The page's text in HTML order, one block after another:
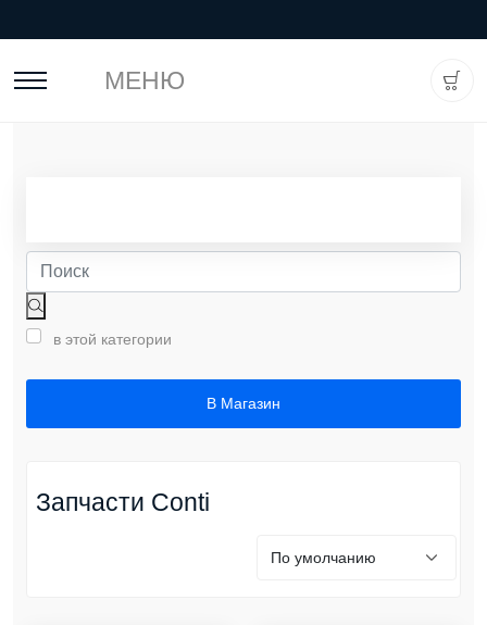
МЕНЮ
в этой категории
В Магазин
Запчасти Conti